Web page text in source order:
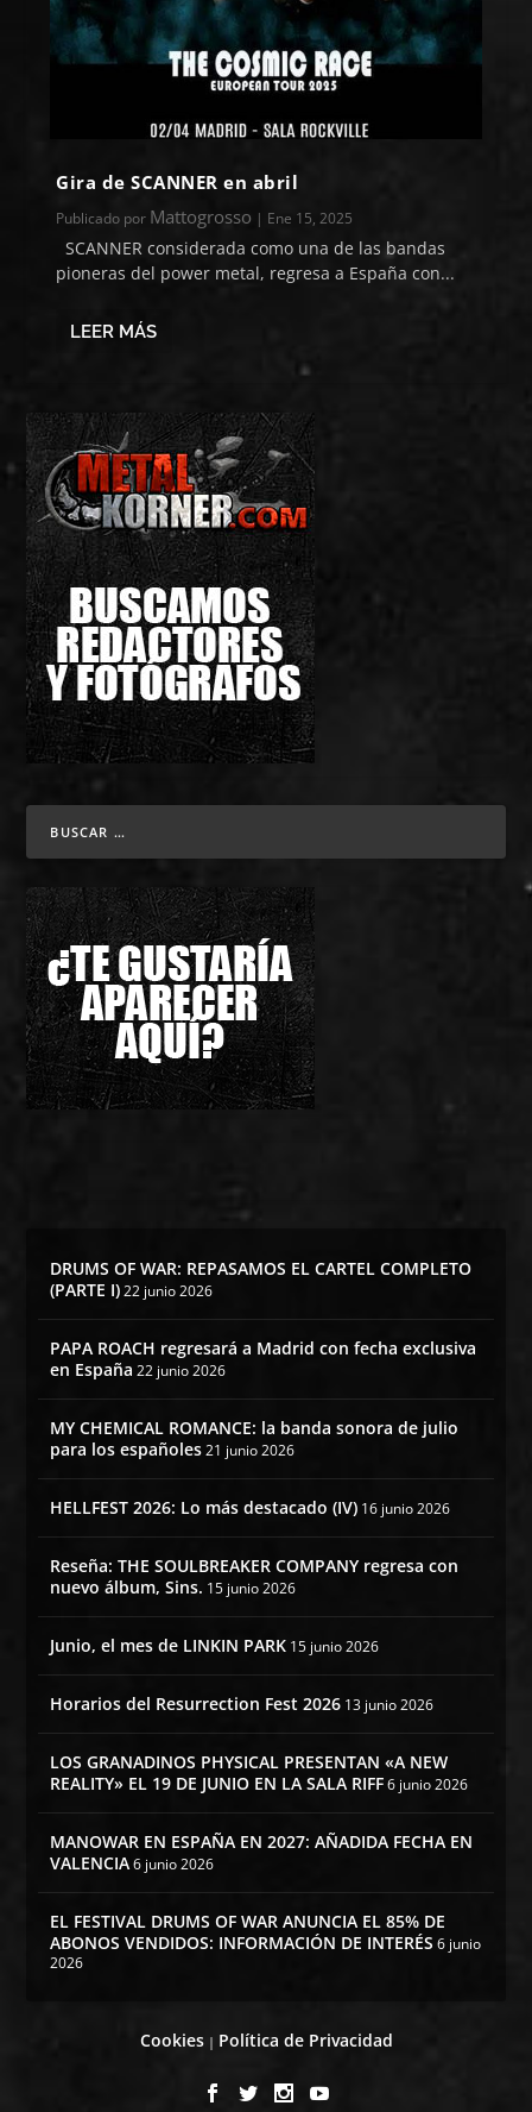
Gira de SCANNER en abril
Publicado por Mattogrosso | Ene 15, 2025
SCANNER considerada como una de las bandas
pioneras del power metal, regresa a España con...
LEER MÁS
DRUMS OF WAR: REPASAMOS EL CARTEL COMPLETO
(PARTE I) 22 junio 2026
PAPA ROACH regresará a Madrid con fecha exclusiva
en España 22 junio 2026
MY CHEMICAL ROMANCE: la banda sonora de julio
para los españoles 21 junio 2026
HELLFEST 2026: Lo más destacado (IV) 16 junio 2026
Reseña: THE SOULBREAKER COMPANY regresa con
nuevo álbum, Sins. 15 junio 2026
Junio, el mes de LINKIN PARK 15 junio 2026
Horarios del Resurrection Fest 2026 13 junio 2026
LOS GRANADINOS PHYSICAL PRESENTAN «A NEW
REALITY» EL 19 DE JUNIO EN LA SALA RIFF 6 junio 2026
MANOWAR EN ESPAÑA EN 2027: AÑADIDA FECHA EN
VALENCIA 6 junio 2026
EL FESTIVAL DRUMS OF WAR ANUNCIA EL 85% DE
ABONOS VENDIDOS: INFORMACIÓN DE INTERÉS 6 junio
2026
Cookies| Política de Privacidad